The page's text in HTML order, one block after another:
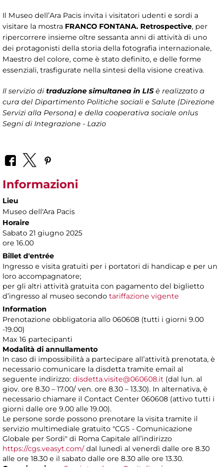
Il Museo dell’Ara Pacis invita i visitatori udenti e sordi a
visitare la mostra FRANCO FONTANA. Retrospective, per
ripercorrere insieme oltre sessanta anni di attività di uno
dei protagonisti della storia della fotografia internazionale,
Maestro del colore, come è stato definito, e delle forme
essenziali, trasfigurate nella sintesi della visione creativa.
Il servizio di traduzione simultanea in LIS è realizzato a
cura del Dipartimento Politiche sociali e Salute (Direzione
Servizi alla Persona) e della cooperativa sociale onlus
Segni di Integrazione - Lazio
Informazioni
Lieu
Museo dell'Ara Pacis
Horaire
Sabato 21 giugno 2025
ore 16.00
Billet d'entrée
Ingresso e visita gratuiti per i portatori di handicap e per un
loro accompagnatore;
per gli altri attività gratuita con pagamento del biglietto
d’ingresso al museo secondo tariffazione vigente
Information
Prenotazione obbligatoria allo 060608 (tutti i giorni 9.00
-19.00)
Max 16 partecipanti
Modalità di annullamento
In caso di impossibilità a partecipare all’attività prenotata, è
necessario comunicare la disdetta tramite email al
seguente indirizzo: disdetta.visite@060608.it (dal lun. al
giov. ore 8.30 – 17.00/ ven. ore 8.30 – 13.30). In alternativa, è
necessario chiamare il Contact Center 060608 (attivo tutti i
giorni dalle ore 9.00 alle 19.00).
Le persone sorde possono prenotare la visita tramite il
servizio multimediale gratuito "CGS - Comunicazione
Globale per Sordi" di Roma Capitale all’indirizzo
https://cgs.veasyt.com/ dal lunedì al venerdì dalle ore 8.30
alle ore 18.30 e il sabato dalle ore 8.30 alle ore 13.30.